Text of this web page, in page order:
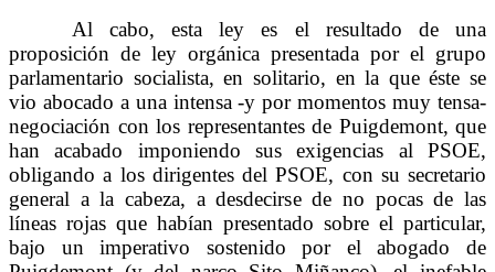
Al cabo, esta ley es el resultado de una
proposición de ley orgánica presentada por el grupo
parlamentario socialista, en solitario, en la que éste se
vio abocado a una intensa -y por momentos muy tensa-
negociación con los representantes de Puigdemont, que
han acabado imponiendo sus exigencias al PSOE,
obligando a los dirigentes del PSOE, con su secretario
general a la cabeza, a desdecirse de no pocas de las
líneas rojas que habían presentado sobre el particular,
bajo un imperativo sostenido por el abogado de